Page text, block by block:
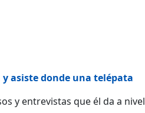
y asiste donde una telépata
y entrevistas que él da a nivel